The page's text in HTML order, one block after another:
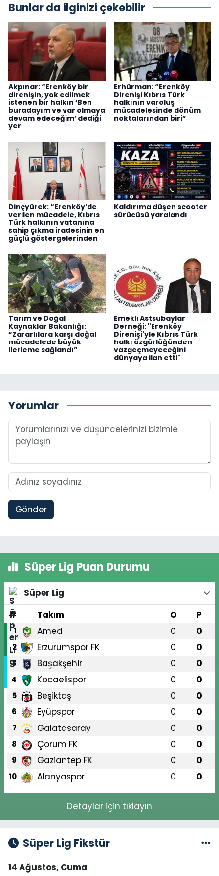
Bunlar da ilginizi çekebilir
Akpınar: “Erenköy bir
direnişin, yok edilmek
istenen bir halkın ‘Ben
buradayım ve var olmaya
devam edeceğim’ dediği
yer
Erhürman: “Erenköy
Direnişi Kıbrıs Türk
halkının varoluş
mücadelesinde dönüm
noktalarından biri”
Dinçyürek: “Erenköy’de
verilen mücadele, Kıbrıs
Türk halkının vatanına
sahip çıkma iradesinin en
güçlü göstergelerinden
Kaldırıma düşen scooter
sürücüsü yaralandı
Tarım ve Doğal
Kaynaklar Bakanlığı:
“Zararlılara karşı doğal
mücadelede büyük
ilerleme sağlandı”
Emekli Astsubaylar
Derneği: "Erenköy
Direnişi'yle Kıbrıs Türk
halkı özgürlüğünden
vazgeçmeyeceğini
dünyaya ilan etti"
Yorumlar
Gönder
Süper Lig Puan Durumu
Süper Lig
#
Takım O P
1 Amed 0 0
2 Erzurumspor FK 0 0
3 Başakşehir 0 0
4 Kocaelispor 0 0
5 Beşiktaş 0 0
6 Eyüpspor 0 0
7 Galatasaray 0 0
8 Çorum FK 0 0
9 Gaziantep FK 0 0
10 Alanyaspor 0 0
Detaylar için tıklayın
Süper Lig Fikstür
14 Ağustos, Cuma